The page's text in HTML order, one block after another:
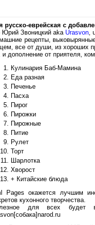
русско-еврейская с
Звоницкий aka Urasvon ,
рецепты,
все от души, из хороших
и дополнение от приятеля,
Кулинария Баб-Мамина
Еда разная
Печенье
Пасха
Пирог
Пирожки
Пирожные
Питие
Рулет
Торт
Шарлотка
Хворост
+ Китайские блюда
Pages окажется лучшим
кухонного творчества.
для всех будет